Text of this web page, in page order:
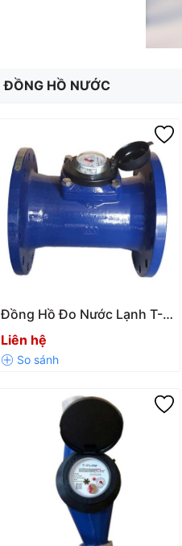
ĐỒNG HỒ NƯỚC
Đồng Hồ Đo Nước Lạnh T-
FLOW Model TFB Class B
DN50–DN600
Liên hệ